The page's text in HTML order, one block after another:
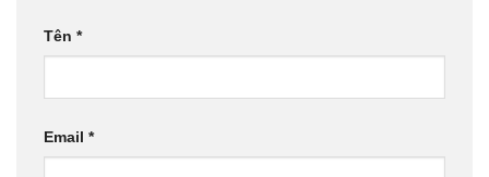
Tên *
Email *